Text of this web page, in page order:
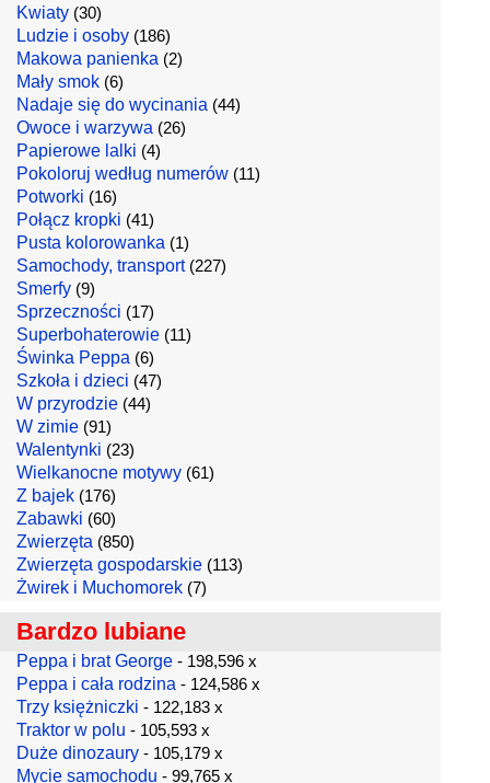
Kwiaty (30)
Ludzie i osoby (186)
Makowa panienka (2)
Mały smok (6)
Nadaje się do wycinania (44)
Owoce i warzywa (26)
Papierowe lalki (4)
Pokoloruj według numerów (11)
Potworki (16)
Połącz kropki (41)
Pusta kolorowanka (1)
Samochody, transport(227)
Smerfy (9)
Sprzeczności (17)
Superbohaterowie (11)
Świnka Peppa (6)
Szkoła i dzieci (47)
W przyrodzie (44)
W zimie (91)
Walentynki (23)
Wielkanocne motywy (61)
Z bajek (176)
Zabawki (60)
Zwierzęta (850)
Zwierzęta gospodarskie (113)
Żwirek i Muchomorek (7)
Bardzo lubiane
Peppa i brat George - 198,596 x
Peppa i cała rodzina - 124,586 x
Trzy księżniczki - 122,183 x
Traktor w polu - 105,593 x
Duże dinozaury - 105,179 x
Mycie samochodu - 99,765 x